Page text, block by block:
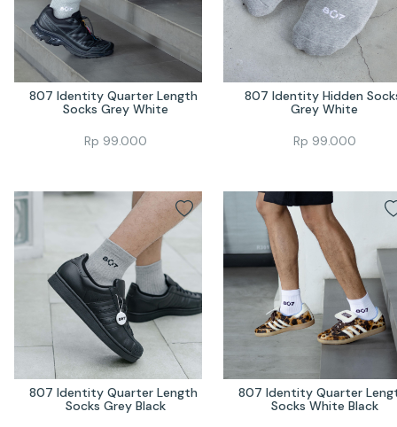
807 Identity Quarter Length
Socks Grey White
Rp 99.000
807 Identity Hidden
Grey White
Rp 99.000
807 Identity Quarter Length
Socks Grey Black
807 Identity Quarter
Socks White Black